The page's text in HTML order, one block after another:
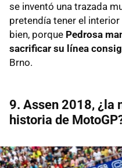
se inventó una trazada
pretendía tener el
bien, porque Pedrosa
sacrificar su línea
Brno.
9. Assen 2018, ¿la
historia de